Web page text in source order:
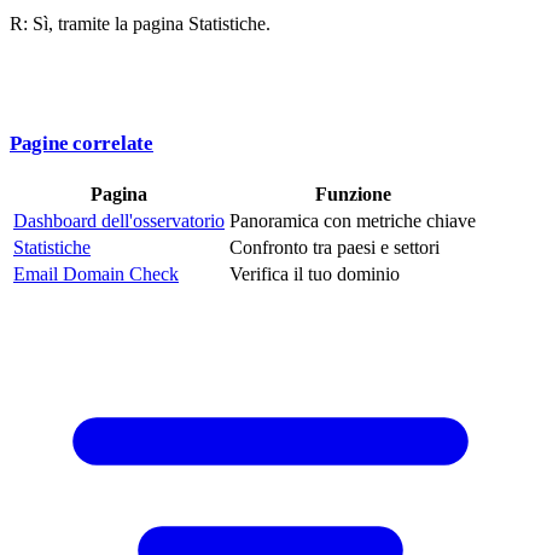
R: Sì, tramite la pagina Statistiche.
Pagine correlate
Pagina
Funzione
Dashboard dell'osservatorio Panoramica con metriche chiave
Statistiche
Confronto tra paesi e settori
Email Domain Check
Verifica il tuo dominio